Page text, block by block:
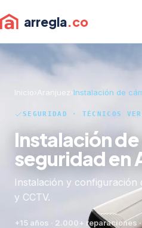
arregla.co
Inicio Aranjuez Instalación de
SEGURIDAD · TÉCNICOS
Instalación
seguridad en
Instalación y configuración
y CCTV.
+15 años · 2.000+ reparaciones